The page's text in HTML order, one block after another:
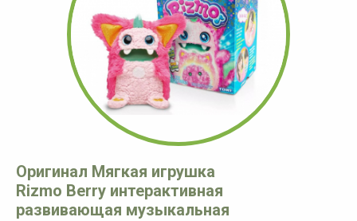
Оригинал Мягкая игрушка
Rizmo Berry интерактивная
развивающая музыкальная